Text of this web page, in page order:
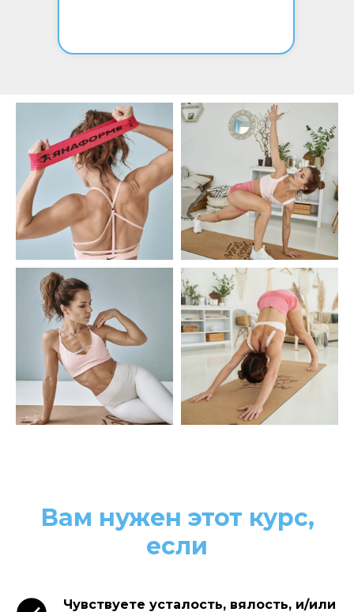
Вам нужен этот курс,
если
Чувствуете усталость, вялость, и/или